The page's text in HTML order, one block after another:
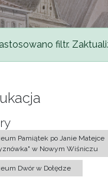
filtr.
Pamiątek po Janie Matejce
w Nowym Wiśniczu
Dwór w Dołędze